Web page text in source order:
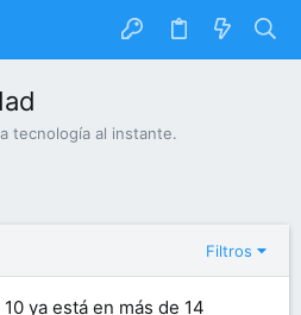
tecnología al instante.
Filtros
ya está en más de 14